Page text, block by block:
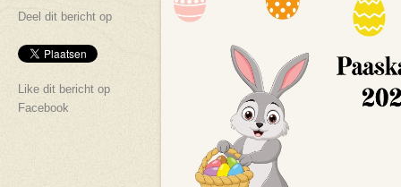
Deel dit bericht op
Like dit bericht op
Facebook